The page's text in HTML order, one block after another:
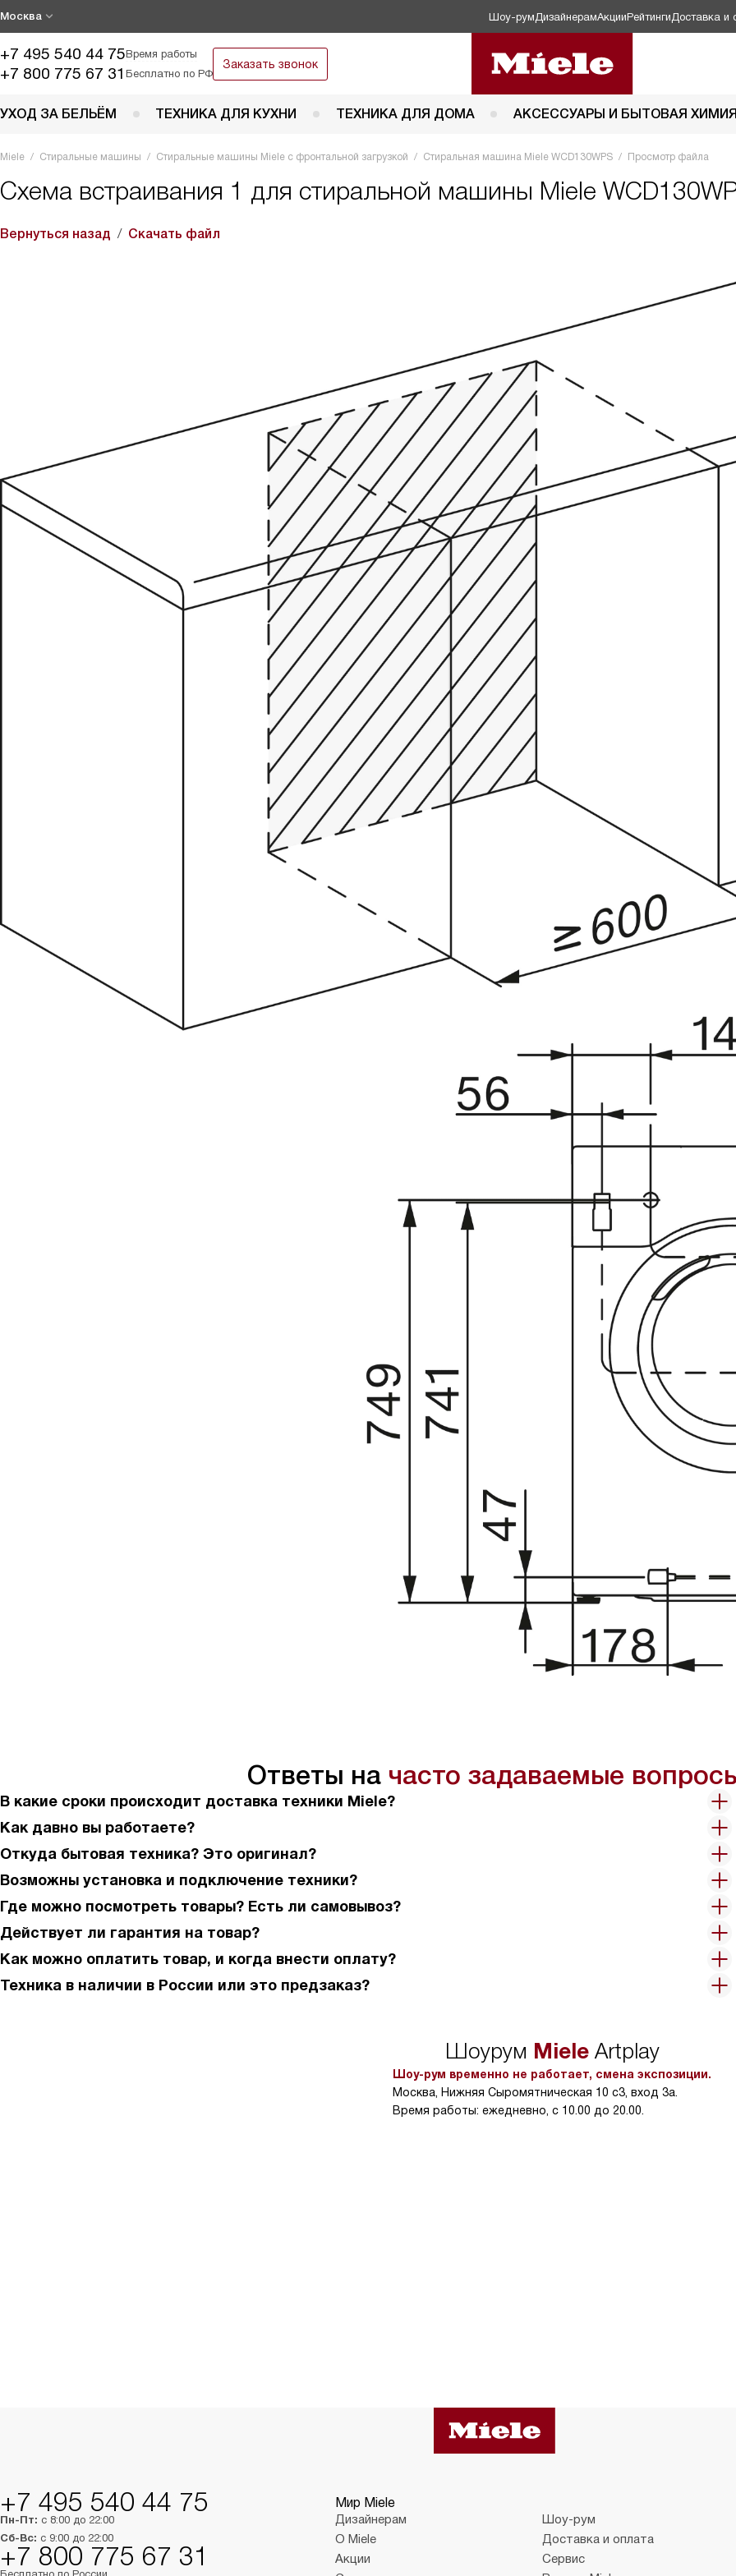
Москва Шоу-рум ДизайнерамАкцииРейтинги Доставка и
+7 495 540 44 75Время работы
+7 800 775 67 31 Бесплатно по РФ
Заказать звонок
УХОД ЗА БЕЛЬЁМ ТЕХНИКА ДЛЯ КУХНИ ТЕХНИКА ДЛЯ ДОМА АКСЕССУАРЫ И БЫТОВАЯ
Miele Стиральные машины Стиральные машины Miele с фронтальной загрузкой Стиральная машина Miele WCD130WPS Просмотр файла
Схема встраивания 1 для стиральной машины Miele
Вернуться назад Скачать файл
Ответы на часто задаваемые
В какие сроки происходит доставка техники Miele?
Как давно вы работаете?
Откуда бытовая техника? Это оригинал?
Возможны установка и подключение техники?
Где можно посмотреть товары? Есть ли самовывоз?
Действует ли гарантия на товар?
Как можно оплатить товар, и когда внести оплату?
Техника в наличии в России или это предзаказ?
Шоурум MieleArtplay
Шоу-рум временно не работает, смена экспозиции.
Москва, Нижняя Сыромятническая 10 с3, вход 3а.
Время работы: ежедневно, с 10.00 до 20.00.
+7 495 540 44 75
Пн-Пт: с 8:00 до 22:00
Сб-Вс: с 9:00 до 22:00
+7 800 775 67 31
Мир Miele
Дизайнерам
Шоу-рум
О Miele
Доставка и оплата
Акции
Сервис